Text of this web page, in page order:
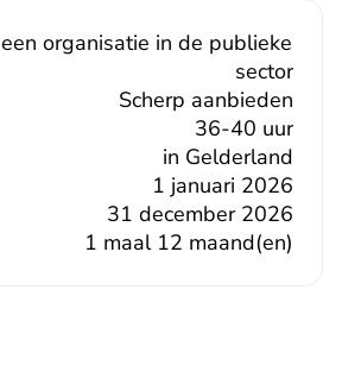
een organisatie in de publieke
sector
Scherp aanbieden
36-40 uur
in Gelderland
1 maal 12 maand(en)
31 december 2026
1 januari 2026